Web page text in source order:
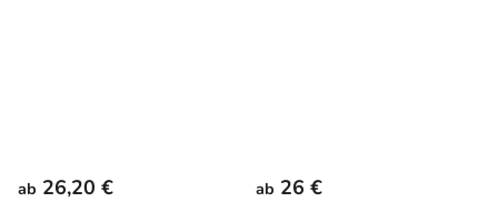
ab 26,20 € ab 26 €